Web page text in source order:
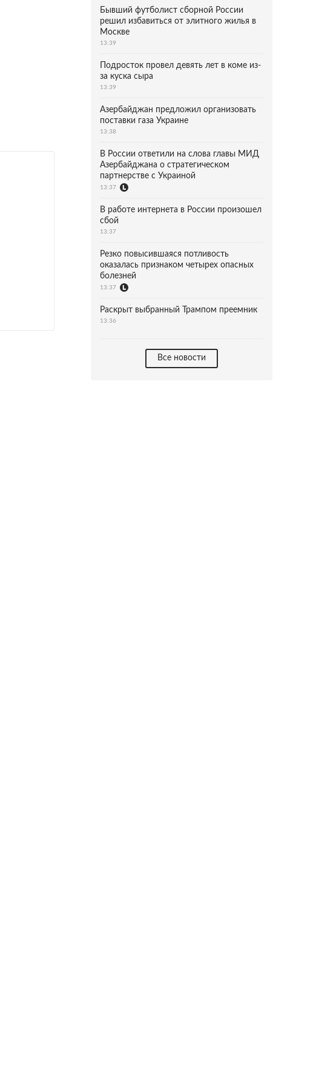
Бывший футболист сборной России
решил избавиться от элитного жилья в
Москве
13:39
Подросток провел девять лет в коме из-
за куска сыра
13:39
Азербайджан предложил организовать
поставки газа Украине
13:38
В России ответили на слова главы МИД
Азербайджана о стратегическом
партнерстве с Украиной
13:37
В работе интернета в России произошел
сбой
13:37
Резко повысившаяся потливость
оказалась признаком четырех опасных
болезней
13:37
Раскрыт выбранный Трампом преемник
13:36
Все новости